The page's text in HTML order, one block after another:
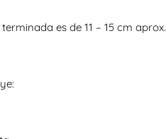
es de 11 – 15 cm aprox.